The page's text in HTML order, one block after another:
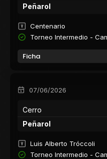
Peñarol
Centenario
Torneo Intermedio -
Ficha
07/06/2026
Cerro
Peñarol
Luis Alberto Tróccoli
Torneo Intermedio -